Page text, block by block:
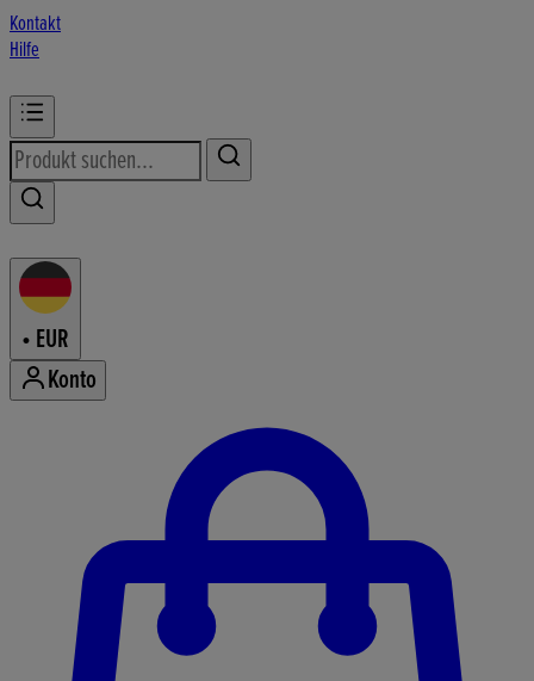
Kontakt
Hilfe
• EUR
Konto